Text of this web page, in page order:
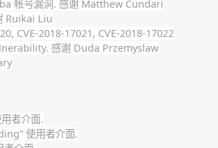
帐号漏洞. 感谢 Matthew Cundari
Ruikai Liu
CVE-2018-17021, CVE-2018-17022
感谢 Duda Przemyslaw
者介面.
使用者介面.